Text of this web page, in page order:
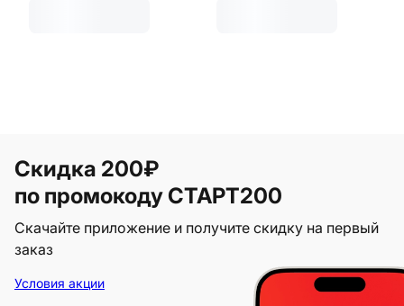
Скидка 200₽
по промокоду СТАРТ200
Скачайте приложение и получите скидку на первый
заказ
Условия акции